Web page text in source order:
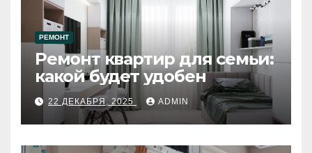
РЕМОНТ
Ремонт квартир для семьи:
какой будет удобен
22 ДЕКАБРЯ, 2025 ADMIN